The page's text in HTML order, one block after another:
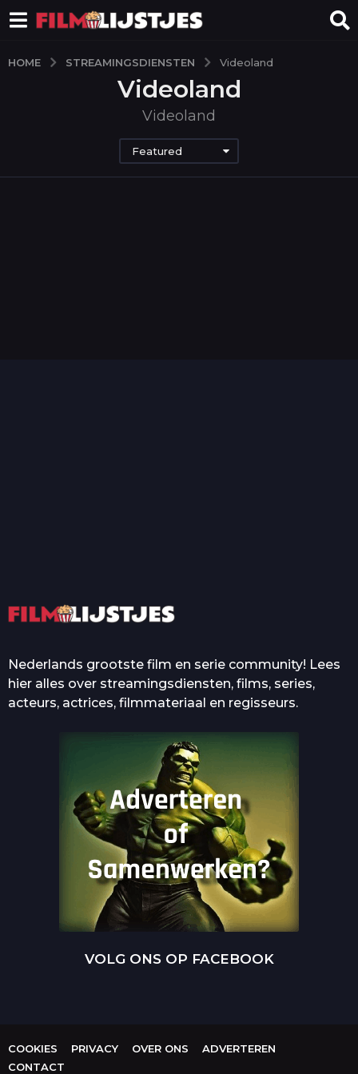
HOME STREAMINGSDIENSTEN Videoland
Videoland
Videoland
Featured
Nederlands grootste film en serie community! Lees
hier alles over streamingsdiensten, films, series,
acteurs, actrices, filmmateriaal en regisseurs.
VOLG ONS OP FACEBOOK
COOKIES PRIVACY OVER ONS
ADVERTEREN
CONTACT